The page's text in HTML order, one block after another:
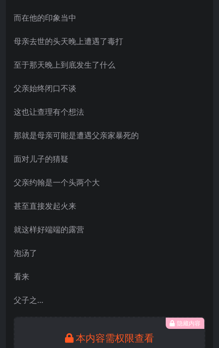
而在他的印象当中
母亲去世的头天晚上遭遇了毒打
至于那天晚上到底发生了什么
父亲始终闭口不谈
这也让查理有个想法
那就是母亲可能是遭遇父亲家暴死的
面对儿子的猜疑
父亲约翰是一个头两个大
甚至直接发起火来
就这样好端端的露营
泡汤了
看来
父子之…
隐藏内容
本内容需权限查看